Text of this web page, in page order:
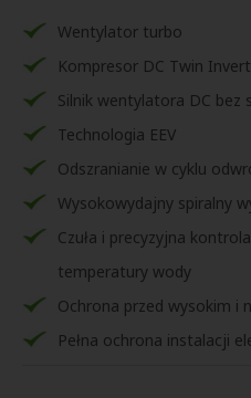
Wentylator turbo
Kompresor DC Twin
Silnik wentylatora DC bez
Technologia EEV
Odszranianie w cyklu
Wysokowydajny spiralny
Czuła i precyzyjna
temperatury wody
Ochrona przed wysokim i
Pełna ochrona instalacji